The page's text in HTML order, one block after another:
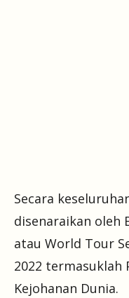
Secara
disenaraikan oleh
atau World Tour
2022 termasuklah
Kejohanan Dunia.